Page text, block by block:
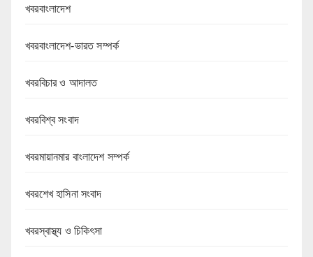
খবরবাংলাদেশ
খবরবাংলাদেশ-ভারত সম্পর্ক
খবরবিচার ও আদালত
খবরবিশ্ব সংবাদ
খবরমায়ানমার বাংলাদেশ সম্পর্ক
খবরশেখ হাসিনা সংবাদ
খবরস্বাস্থ্য ও চিকিৎসা